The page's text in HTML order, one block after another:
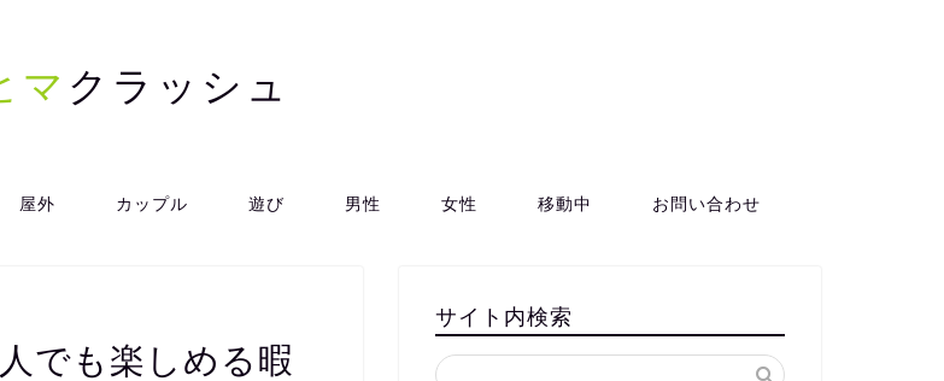
マ クラッシュ
屋外 カップル 遊び 男性 女性 移動中 お問い合わせ
でも楽しめる暇
サイト内検索